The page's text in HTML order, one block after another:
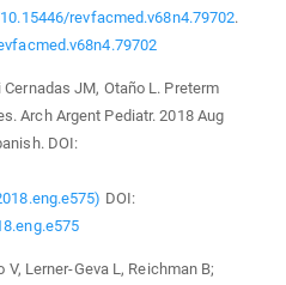
revfacmed.v68n4.79702.
JM, Otaño L. Preterm
Arch Argent Pediatr. 2018 Aug
DOI:
DOI:
V, Lerner-Geva L, Reichman B;